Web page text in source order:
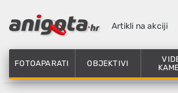
Artikli na akciji
FOTOAPARATI OBJEKTIVI